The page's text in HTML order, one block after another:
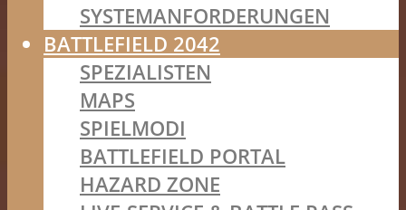
SYSTEMANFORDERUNGEN
BATTLEFIELD 2042
SPEZIALISTEN
MAPS
SPIELMODI
BATTLEFIELD PORTAL
HAZARD ZONE